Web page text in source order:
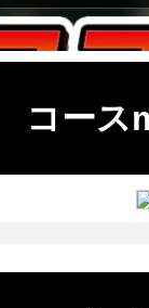
コース